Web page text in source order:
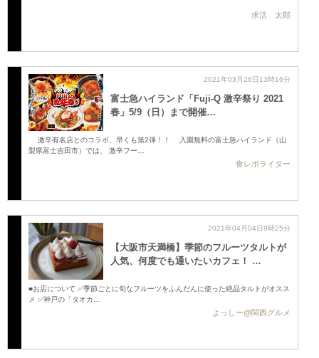
求活 太郎
2021年03月26日13時16分
富士急ハイランド「Fuji‐Q 激辛祭り 2021
春」5/9（日）まで開催…
激辛有名店とのコラボ、早くも第2弾！！ 入園無料の富士急ハイランド（山
梨県富士吉田市）では、 激辛フー…
食レポライター
2021年04月04日9時25分
【大阪市天満橋】季節のフルーツタルトが
人気、何度でも通いたいカフェ！ …
■お店について ✅季節ごとに旬なフルーツをふんだんに使った絶品タルトがオスス
メ ✅神戸の「タオカ…
よっしー@関西グルメ